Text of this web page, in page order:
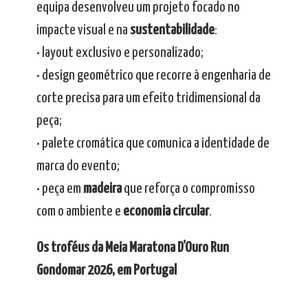
equipa desenvolveu um projeto focado no
impacte visual e na sustentabilidade:
• layout exclusivo e personalizado;
• design geométrico que recorre à engenharia de
corte precisa para um efeito tridimensional da
peça;
• palete cromática que comunica a identidade de
marca do evento;
• peça em madeiraque reforça o compromisso
com o ambiente e economia circular.
Os troféus da Meia Maratona D’Ouro Run
Gondomar 2026, em Portugal